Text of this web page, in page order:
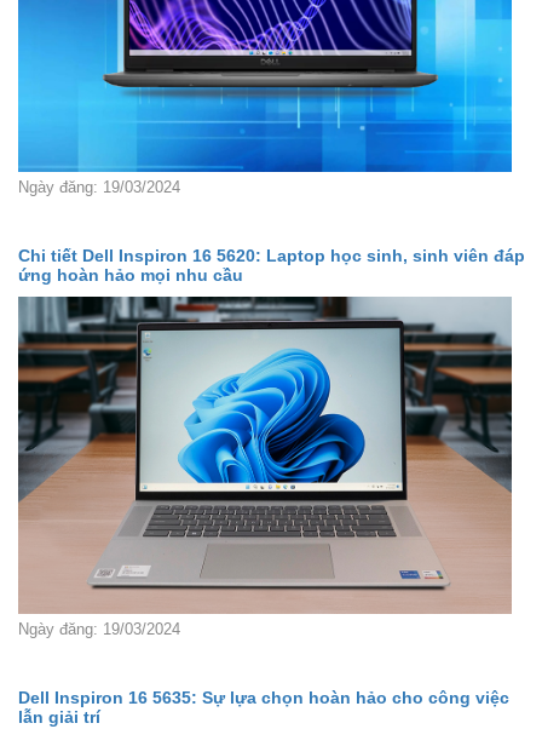
Ngày đăng: 19/03/2024
Chi tiết Dell Inspiron 16 5620: Laptop học sinh, sinh viên đáp
ứng hoàn hảo mọi nhu cầu
Ngày đăng: 19/03/2024
Dell Inspiron 16 5635: Sự lựa chọn hoàn hảo cho công việc
lẫn giải trí